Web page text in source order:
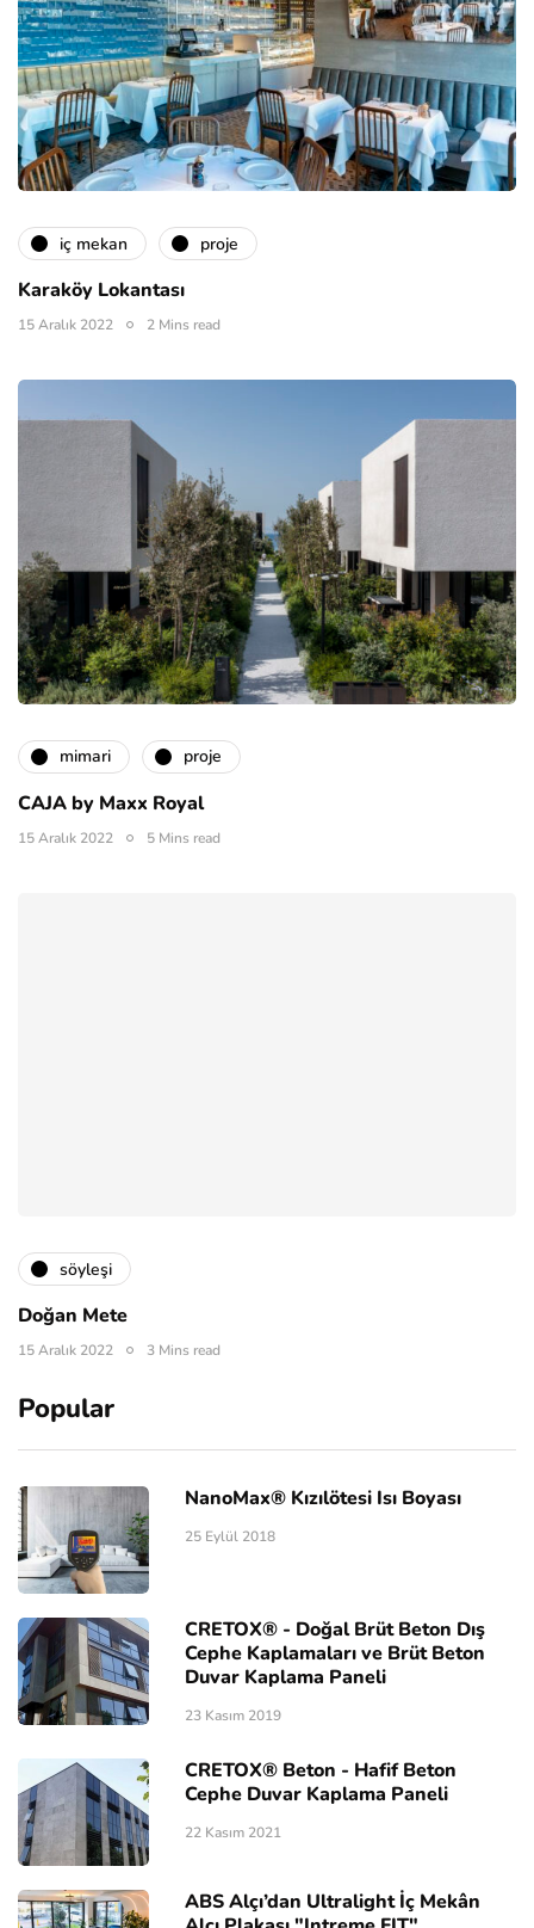
i̇ç mekan proje
Karaköy Lokantası
15 Aralık 2022 2 Mins read
mimari proje
CAJA by Maxx Royal
15 Aralık 2022 5 Mins read
söyleşi
Doğan Mete
15 Aralık 2022 3 Mins read
Popular
NanoMax® Kızılötesi Isı Boyası
25 Eylül 2018
CRETOX® - Doğal Brüt Beton Dış
Cephe Kaplamaları ve Brüt Beton
Duvar Kaplama Paneli
23 Kasım 2019
CRETOX® Beton - Hafif Beton
Cephe Duvar Kaplama Paneli
22 Kasım 2021
ABS Alçı’dan Ultralight İç Mekân